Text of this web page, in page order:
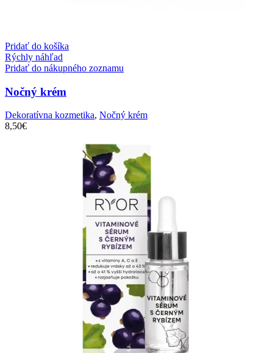
Pridať do košíka
Rýchly náhľad
Pridať do nákupného zoznamu
Nočný krém
Dekoratívna kozmetika, Nočný krém
8,50€